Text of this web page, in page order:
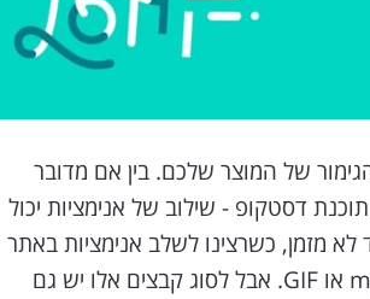
של המוצר שלכם. בין אם מדובר
דסטקופ - שילוב של אנימציות יכול
מזמן, כשרצינו לשלב אנימציות באתר
(או בכל מקום אחר), היינו משתמשים בקבצי mp4 או GIF. אבל לסוג קבצים אלו יש גם